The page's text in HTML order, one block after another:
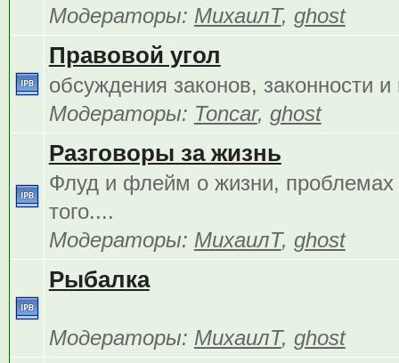
Модераторы: МихаилТ, ghost
Правовой угол
обсуждения законов, законности и
Модераторы: Toncar, ghost
Разговоры за жизнь
Флуд и флейм о жизни, проблемах
того....
Модераторы: МихаилТ, ghost
Рыбалка
Модераторы: МихаилТ, ghost